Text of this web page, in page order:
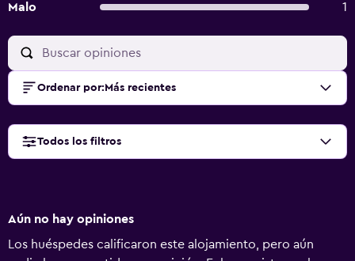
Malo
1
Ordenar por: Más recientes
Todos los filtros
Aún no hay opiniones
Los huéspedes calificaron este alojamiento, pero aún